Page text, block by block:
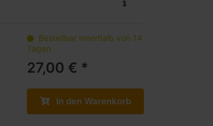
Bestellbar innerhalb von 14
Tagen
27,00 € *
In den Warenkorb